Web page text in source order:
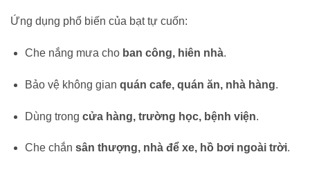
Ứng dụng phổ biến của bạt tự cuốn:
Che nắng mưa cho ban công, hiên nhà.
Bảo vệ không gian quán cafe, quán ăn, nhà hàng.
Dùng trong cửa hàng, trường học, bệnh viện.
Che chắn sân thượng, nhà để xe, hồ bơi ngoài trời.